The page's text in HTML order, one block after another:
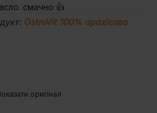
оригінал
смачно 👍️
OstroVit 100% арахісова